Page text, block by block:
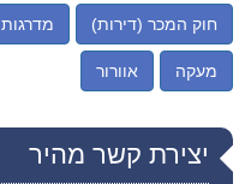
חוק המכר (דירות) מדרגות
מעקה אוורור
יצירת קשר מהיר